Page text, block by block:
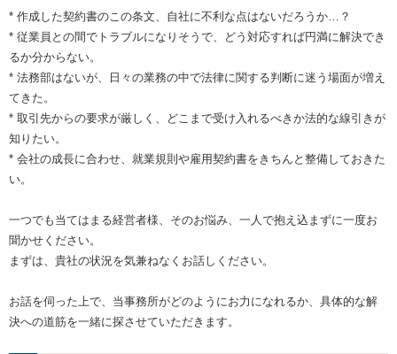
* 作成した契約書のこの条文、自社に不利な点はないだろうか…？
* 従業員との間でトラブルになりそうで、どう対応すれば円満に解決でき
るか分からない。
* 法務部はないが、日々の業務の中で法律に関する判断に迷う場面が増え
てきた。
* 取引先からの要求が厳しく、どこまで受け入れるべきか法的な線引きが
知りたい。
* 会社の成長に合わせ、就業規則や雇用契約書をきちんと整備しておきた
い。
一つでも当てはまる経営者様、そのお悩み、一人で抱え込まずに一度お
聞かせください。
まずは、貴社の状況を気兼ねなくお話しください。
お話を伺った上で、当事務所がどのようにお力になれるか、具体的な解
決への道筋を一緒に探させていただきます。